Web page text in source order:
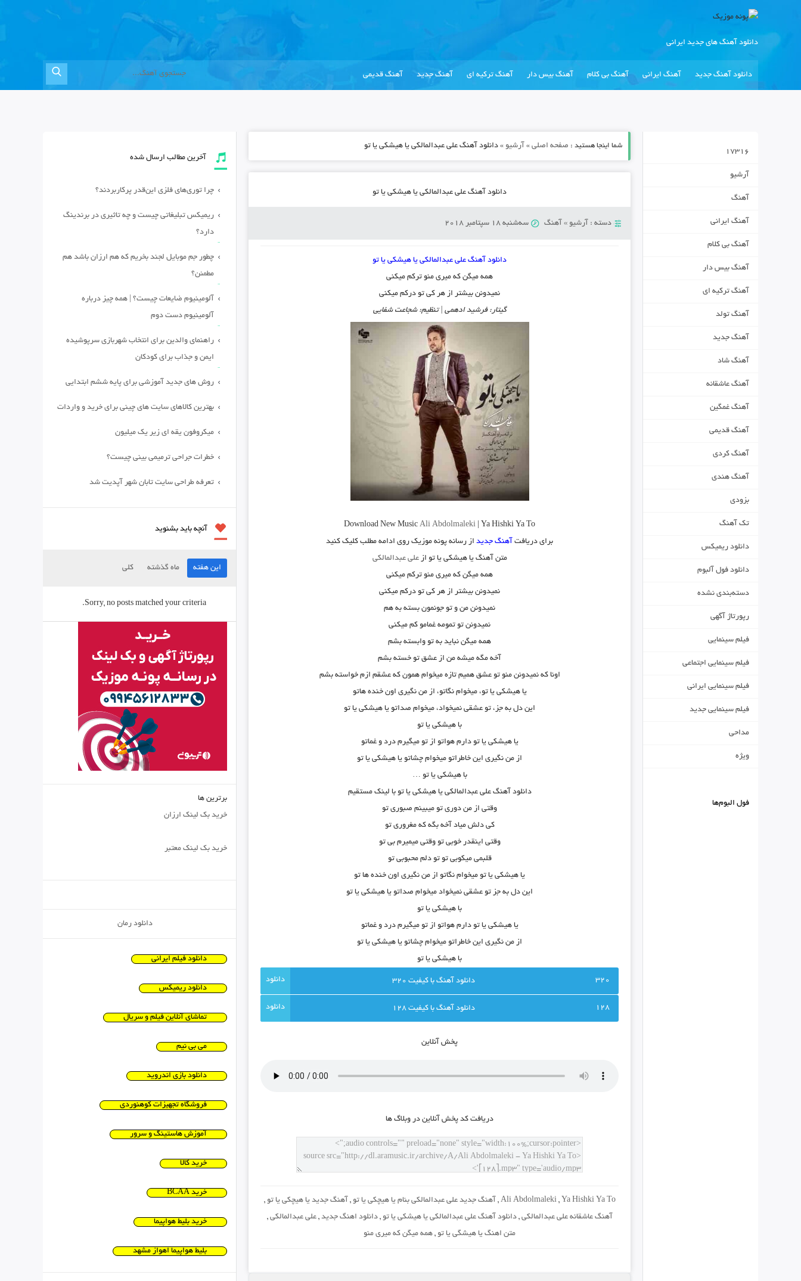
دانلود آهنگ های جدید ایرانی
دانلود آهنگ جدید آهنگ ایرانی آهنگ بی کلام آهنگ بیس دار آهنگ ترکیه ای آهنگ جدید آهنگ قدیمی
شما اینجا هستید : صفحه اصلی» آرشیو » دانلود آهنگ علی عبدالمالکی یا هیشکی یا تو
دانلود آهنگ علی عبدالمالکی یا هیشکی یا تو
دسته : آرشیو » آهنگ سه‌شنبه 18 سپتامبر 2018
دانلود آهنگ علی عبدالمالکی یا هیشکی یا تو
همه میگن که میری منو ترکم میکنی
نمیدونن بیشتر از هر کی تو درکم میکنی
گیتار: فرشید ادهمی | تنظیم: شجاعت شفایی
Download New MusicAli Abdolmaleki | Ya Hishki Ya To
برای دریافت آهنگ جدیداز رسانه پونه موزیک روی ادامه مطلب کلیک کنید
متن آهنگ یا هیشکی یا تو ازعلی عبدالمالکی
همه میگن که میری منو ترکم میکنی
نمیدونن بیشتر از هر کی تو درکم میکنی
نمیدونن من و تو جونمون بسته به هم
نمیدونن تو تمومه غمامو کم میکنی
همه میگن نباید به تو وابسته بشم
آخه مگه میشه من از عشق تو خسته بشم
اونا که نمیدونن منو تو عشق همیم تازه میخوام همون که عشقم ازم خواسته بشم
یا هیشکی یا تو، میخوام نگاتو، از من نگیری اون خنده هاتو
این دل به جز، تو عشقی نمیخواد، میخوام صداتو یا هیشکی یا تو
با هیشکی یا تو
یا هیشکی یا تو دارم هواتو از تو میگیرم درد و غماتو
از من نگیری این خاطراتو میخوام چشاتو یا هیشکی یا تو
با هیشکی یا تو …
دانلود آهنگ علی عبدالمالکی یا هیشکی یا تو با لینک مستقیم
وقتی از من دوری تو میبینم صبوری تو
کی دلش میاد آخه بگه که مغروری تو
وقتی اینقدر خوبی تو وقتی میمیرم بی تو
قلبمی میکوبی تو تو دلم محبوبی تو
یا هیشکی یا تو میخوام نگاتو از من نگیری اون خنده ها تو
این دل به جز تو عشقی نمیخواد میخوام صداتو یا هیشکی یا تو
با هیشکی یا تو
یا هیشکی یا تو دارم هواتو از تو میگیرم درد و غماتو
از من نگیری این خاطراتو میخوام چشاتو یا هیشکی یا تو
با هیشکی یا تو
320 دانلود آهنگ با کيفيت 320
128 دانلود آهنگ با کيفيت 128
پخش آنلاين
دريافت کد پخش آنلاين در وبلاگ ها
Ali Abdolmaleki, Ya Hishki Ya To
, آهنگ جدید علی عبدالمالکی بنام یا هیچکی یا تو , آهنگ جدید یا هیچکی یا تو ,
آهنگ عاشقانه علی عبدالمالکی ,دانلود آهنگ علی عبدالمالکی یا هیشکی یا تو ,دانلود اهنگ جدید ,علی عبدالمالکی ,
متن اهنگ یا هیشگی یا تو , همه میگن که میری منو
17316
آرشیو
آهنگ
آهنگ ایرانی
آهنگ بی کلام
آهنگ بیس دار
آهنگ ترکیه ای
آهنگ تولد
آهنگ جدید
آهنگ شاد
آهنگ عاشقانه
آهنگ غمگین
آهنگ قدیمی
آهنگ کردی
آهنگ هندی
بزودی
تک آهنگ
دانلود ریمیکس
دانلود فول آلبوم
دسته‌بندی نشده
رپورتاژ آگهی
فیلم سینمایی
فیلم سینمایی اجتماعی
فیلم سینمایی ایرانی
فیلم سینمایی جدید
مداحی
ویژه
فول البوم‌ها
آخرین مطالب ارسال شده
چرا توری‌های فلزی این‌قدر پرکاربردند؟
ریمیکس تبلیغاتی چیست و چه تاثیری در برندینگ
دارد؟
چطور جم موبایل لجند بخریم که هم ارزان باشد هم
مطمئن؟
آلومینیوم ضایعات چیست؟ | همه چیز درباره
آلومینیوم دست دوم
راهنمای والدین برای انتخاب شهربازی سرپوشیده
ایمن و جذاب برای کودکان
روش های جدید آموزشی برای پایه ششم ابتدایی
بهترین کالاهای سایت های چینی برای خرید و واردات
میکروفون یقه ای زیر یک میلیون
خطرات جراحی ترمیمی بینی چیست؟
تعرفه طراحی سایت تابان شهر آپدیت شد
آنچه باید بشنوید
این هفته ماه گذشته کلی
Sorry, no posts matched your criteria.
برترین ها
خرید بک لینک ارزان
خرید بک لینک معتبر
دانلود رمان
دانلود فیلم ایرانی
دانلود ریمیکس
تماشای آنلاین فیلم و سریال
می بی نیم
دانلود بازی اندروید
فروشگاه تجهیزات کوهنوردی
آموزش هاستینگ و سرور
خرید کالا
خرید BCAA
خرید بلیط هواپیما
بلیط هواپیما اهواز مشهد